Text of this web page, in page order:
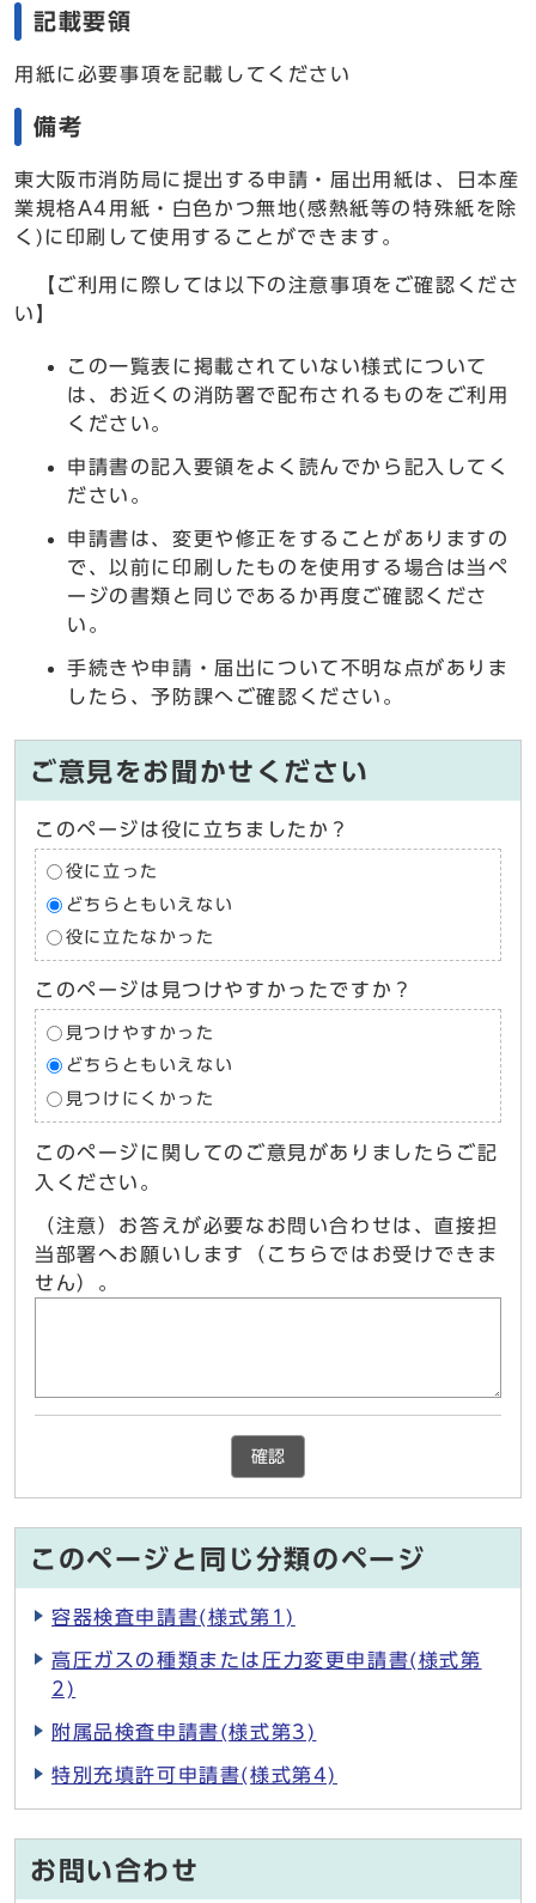
記載要領
用紙に必要事項を記載してください
備考
東大阪市消防局に提出する申請・届出用紙は、日本産
業規格A4用紙・白色かつ無地(感熱紙等の特殊紙を除
く)に印刷して使用することができます。
【ご利用に際しては以下の注意事項をご確認くださ
い】
この一覧表に掲載されていない様式について
は、お近くの消防署で配布されるものをご利用
ください。
申請書の記入要領をよく読んでから記入してく
ださい。
申請書は、変更や修正をすることがありますの
で、以前に印刷したものを使用する場合は当ペ
ージの書類と同じであるか再度ご確認くださ
い。
手続きや申請・届出について不明な点がありま
したら、予防課へご確認ください。
ご意見をお聞かせください
このページは役に立ちましたか？
役に立った
どちらともいえない
役に立たなかった
このページは見つけやすかったですか？
見つけやすかった
どちらともいえない
見つけにくかった
このページに関してのご意見がありましたらご記
入ください。
（注意）お答えが必要なお問い合わせは、直接担
当部署へお願いします（こちらではお受けできま
せん）。
確認
このページと同じ分類のページ
容器検査申請書(様式第1)
高圧ガスの種類または圧力変更申請書(様式第
2)
附属品検査申請書(様式第3)
特別充填許可申請書(様式第4)
お問い合わせ